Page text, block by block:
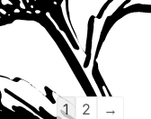
1 2
→